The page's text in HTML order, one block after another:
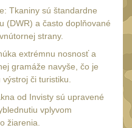
Tkaniny sú štandardne
(DWR) a často doplňované
strany.
extrémnu nosnosť a
gramáže navyše, čo je
či turistiku.
od Invisty sú upravené
vplyvom
žiarenia.